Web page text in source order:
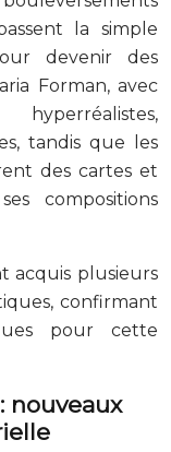
la simple
devenir des
Forman, avec
tandis que les
des cartes et
compositions
acquis plusieurs
confirmant
pour cette
nouveaux